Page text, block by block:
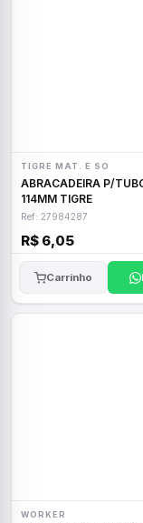
TIGRE MAT. E SO
ABRACADEIRA P/TUBOS 85 A
114MM TIGRE
Ref: 27984287
R$ 6,05
Carrinho
WORKER